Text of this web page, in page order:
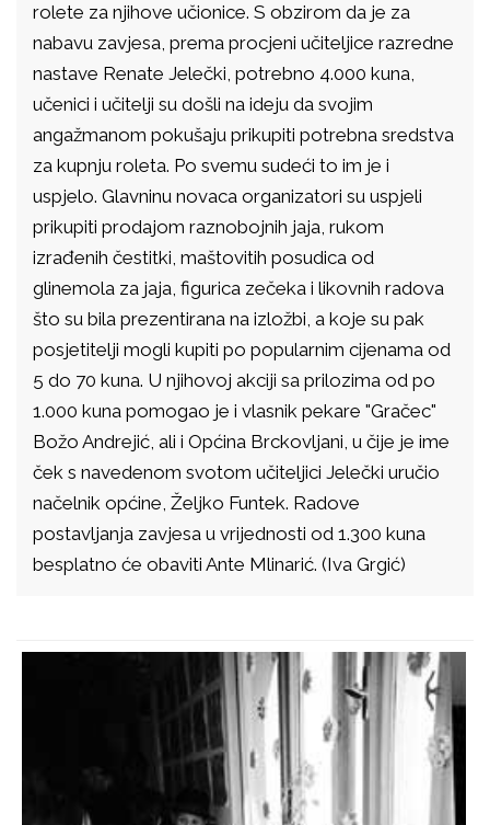
rolete za njihove učionice. S obzirom da je za
nabavu zavjesa, prema procjeni učiteljice razredne
nastave Renate Jelečki, potrebno 4.000 kuna,
učenici i učitelji su došli na ideju da svojim
angažmanom pokušaju prikupiti potrebna sredstva
za kupnju roleta. Po svemu sudeći to im je i
uspjelo. Glavninu novaca organizatori su uspjeli
prikupiti prodajom raznobojnih jaja, rukom
izrađenih čestitki, maštovitih posudica od
glinemola za jaja, figurica zečeka i likovnih radova
što su bila prezentirana na izložbi, a koje su pak
posjetitelji mogli kupiti po popularnim cijenama od
5 do 70 kuna. U njihovoj akciji sa prilozima od po
1.000 kuna pomogao je i vlasnik pekare "Gračec"
Božo Andrejić, ali i Općina Brckovljani, u čije je ime
ček s navedenom svotom učiteljici Jelečki uručio
načelnik općine, Željko Funtek. Radove
postavljanja zavjesa u vrijednosti od 1.300 kuna
besplatno će obaviti Ante Mlinarić. (Iva Grgić)